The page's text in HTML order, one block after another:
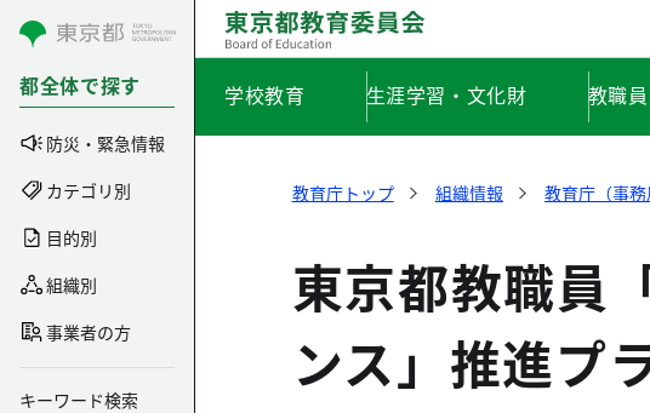
コンテンツにスキップ
都全体で探す
防災・緊急情報
カテゴリ別
目的別
組織別
事業者の方
キーワード検索
学校教育 生涯学習・文化財 教職
教育庁トップ 組織情報 教育庁（事
東京都教職員
ンス」推進プ